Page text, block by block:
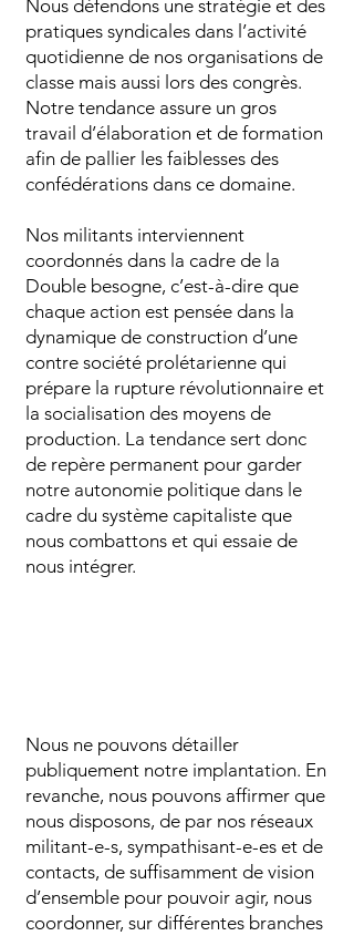
Nous défendons une stratégie et des
pratiques syndicales dans l’activité
quotidienne de nos organisations de
classe mais aussi lors des congrès.
Notre tendance assure un gros
travail d’élaboration et de formation
afin de pallier les faiblesses des
confédérations dans ce domaine.
Nos militants interviennent
coordonnés dans la cadre de la
Double besogne, c’est-à-dire que
chaque action est pensée dans la
dynamique de construction d’une
contre société prolétarienne qui
prépare la rupture révolutionnaire et
la socialisation des moyens de
production. La tendance sert donc
de repère permanent pour garder
notre autonomie politique dans le
cadre du système capitaliste que
nous combattons et qui essaie de
nous intégrer.
Nous ne pouvons détailler
publiquement notre implantation. En
revanche, nous pouvons affirmer que
nous disposons, de par nos réseaux
militant-e-s, sympathisant-e-es et de
contacts, de suffisamment de vision
d’ensemble pour pouvoir agir, nous
coordonner, sur différentes branches